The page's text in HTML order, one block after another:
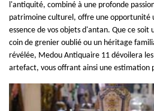
l'antiquité, combiné à une profonde
patrimoine culturel, offre une opportunité
essence de vos objets d'antan. Que ce soit
coin de grenier oublié ou un héritage
révélée, Medou Antiquaire 11 dévoilera
artefact, vous offrant ainsi une estimation